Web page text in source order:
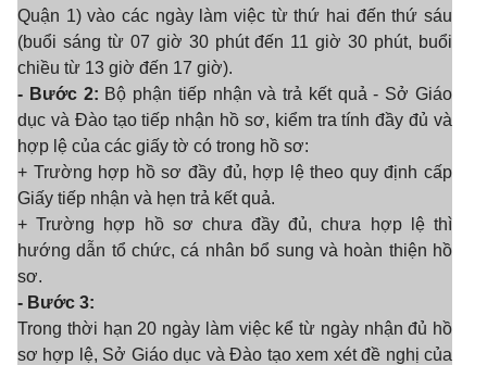
Quận 1) vào các ngày làm việc từ thứ hai đến thứ sáu
(buổi sáng từ 07 giờ 30 phút đến 11 giờ 30 phút, buổi
chiều từ 13 giờ đến 17 giờ).
- Bước 2: Bộ phận tiếp nhận và trả kết quả - Sở Giáo
dục và Đào tạo tiếp nhận hồ sơ, kiểm tra tính đầy đủ và
hợp lệ của các giấy tờ có trong hồ sơ:
+ Trường hợp hồ sơ đầy đủ, hợp lệ theo quy định cấp
Giấy tiếp nhận và hẹn trả kết quả.
+ Trường hợp hồ sơ chưa đầy đủ, chưa hợp lệ thì
hướng dẫn tổ chức, cá nhân bổ sung và hoàn thiện hồ
sơ.
- Bước 3:
Trong thời hạn 20 ngày làm việc kể từ ngày nhận đủ hồ
sơ hợp lệ, Sở Giáo dục và Đào tạo xem xét đề nghị của